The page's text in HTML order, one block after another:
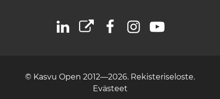
LinkedIn
X FacebookInstagramYouTube
© Kasvu Open 2012—2026. Rekisteriseloste.
Evästeet